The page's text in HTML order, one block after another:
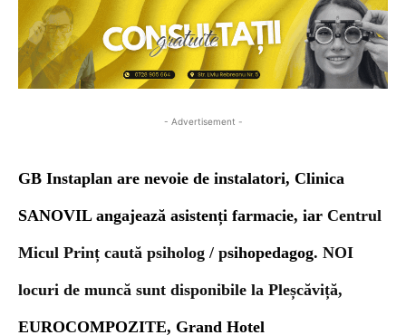
- Advertisement -
GB Instaplan are nevoie de instalatori, Clinica
SANOVIL angajează asistenți farmacie, iar Centrul
Micul Prinț caută psiholog / psihopedagog. NOI
locuri de muncă sunt disponibile la Pleșcăviță,
EUROCOMPOZITE, Grand Hotel